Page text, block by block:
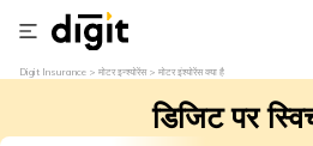
Digit Insurance मोटर इन्श्योरेंस मोटर इंश्योरेंस क्या है
डिजिट पर